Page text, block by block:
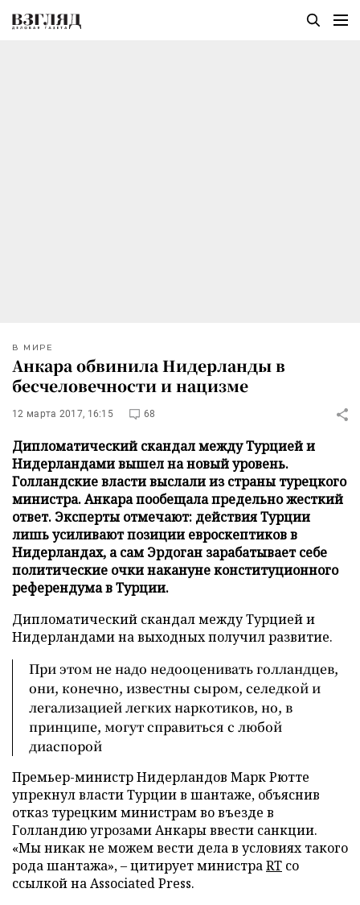
В МИРЕ
Анкара обвинила Нидерланды в
бесчеловечности и нацизме
12 марта 2017, 16:15 68
Дипломатический скандал между Турцией и
Нидерландами вышел на новый уровень.
Голландские власти выслали из страны турецкого
министра. Анкара пообещала предельно жесткий
ответ. Эксперты отмечают: действия Турции
лишь усиливают позиции евроскептиков в
Нидерландах, а сам Эрдоган зарабатывает себе
политические очки накануне конституционного
референдума в Турции.
Дипломатический скандал между Турцией и
Нидерландами на выходных получил развитие.
При этом не надо недооценивать голландцев,
они, конечно, известны сыром, селедкой и
легализацией легких наркотиков, но, в
принципе, могут справиться с любой
диаспорой
Премьер-министр Нидерландов Марк Рютте
упрекнул власти Турции в шантаже, объяснив
отказ турецким министрам во въезде в
Голландию угрозами Анкары ввести санкции.
«Мы никак не можем вести дела в условиях такого
рода шантажа», – цитирует министраRT со
ссылкой на Associated Press.